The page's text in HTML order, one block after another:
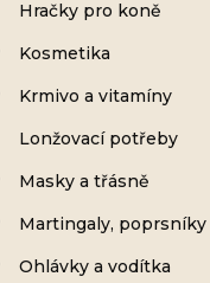
Hračky pro koně
Kosmetika
Krmivo a vitamíny
Lonžovací potřeby
Masky a třásně
Martingaly, poprsníky
Ohlávky a vodítka